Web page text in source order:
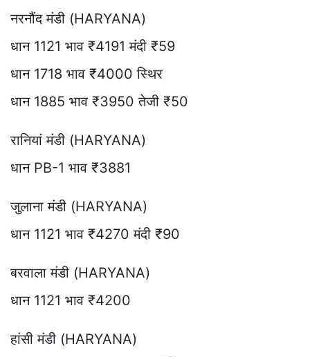
नरनौंद मंडी (HARYANA)
धान 1121 भाव ₹4191 मंदी ₹59
धान 1718 भाव ₹4000 स्थिर
धान 1885 भाव ₹3950 तेजी ₹50
रानियां मंडी (HARYANA)
धान PB-1 भाव ₹3881
जुलाना मंडी (HARYANA)
धान 1121 भाव ₹4270 मंदी ₹90
बरवाला मंडी (HARYANA)
धान 1121 भाव ₹4200
हांसी मंडी (HARYANA)